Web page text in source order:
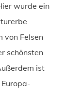
wurde ein
von Felsen
schönsten
ist